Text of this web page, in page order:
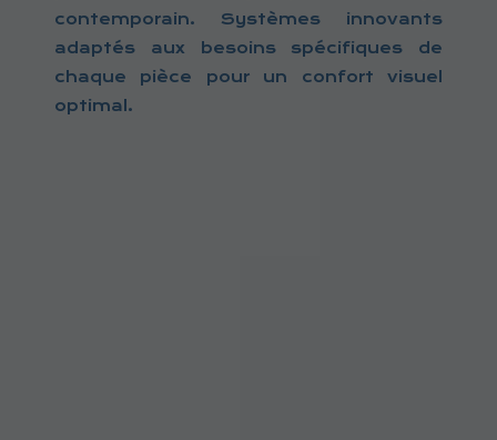
contemporain. Systèmes innovants
adaptés aux besoins spécifiques de
chaque pièce pour un confort visuel
optimal.